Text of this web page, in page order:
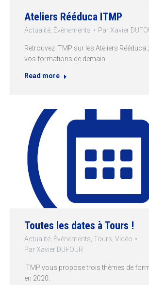
Ateliers Rééduca ITMP
Actualité Évènements Par Xavier
Retrouvez ITMP sur les Ateliers Rééduca
vos formations de demain
Read more
Toutes les dates à Tours !
Actualité Évènements Tours Vidéo
Par Xavier DUFOUR
ITMP vous propose trois thèmes de
en 2020.